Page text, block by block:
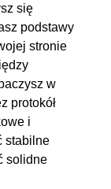
się
podstawy
stronie
w
protokół
i
stabilne
solidne